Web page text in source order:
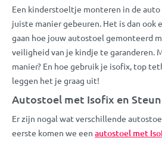
Een kinderstoeltje monteren in de
juiste manier gebeuren. Het is dan ook
gaan hoe jouw autostoel gemonteerd
veiligheid van je kindje te garanderen.
manier? En hoe gebruik je isofix, top
leggen het je graag uit!
Autostoel met Isofix en
Er zijn nogal wat verschillende
eerste komen we een autostoel met